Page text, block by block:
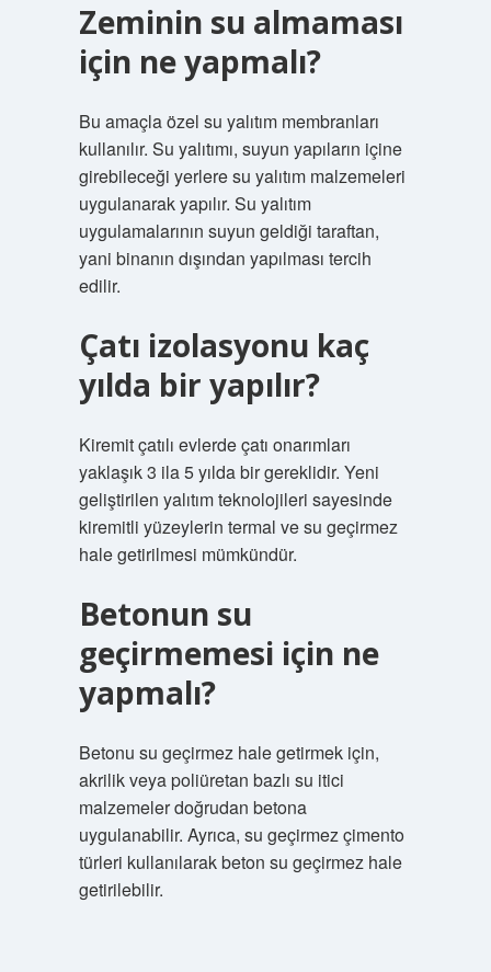
Zeminin su almaması
için ne yapmalı?
Bu amaçla özel su yalıtım membranları
kullanılır. Su yalıtımı, suyun yapıların içine
girebileceği yerlere su yalıtım malzemeleri
uygulanarak yapılır. Su yalıtım
uygulamalarının suyun geldiği taraftan,
yani binanın dışından yapılması tercih
edilir.
Çatı izolasyonu kaç
yılda bir yapılır?
Kiremit çatılı evlerde çatı onarımları
yaklaşık 3 ila 5 yılda bir gereklidir. Yeni
geliştirilen yalıtım teknolojileri sayesinde
kiremitli yüzeylerin termal ve su geçirmez
hale getirilmesi mümkündür.
Betonun su
geçirmemesi için ne
yapmalı?
Betonu su geçirmez hale getirmek için,
akrilik veya poliüretan bazlı su itici
malzemeler doğrudan betona
uygulanabilir. Ayrıca, su geçirmez çimento
türleri kullanılarak beton su geçirmez hale
getirilebilir.